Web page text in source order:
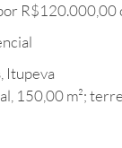
R$120.000,00
Itupeva
150,00 m²;